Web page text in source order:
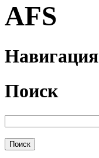
AFS
Навигация
Поиск